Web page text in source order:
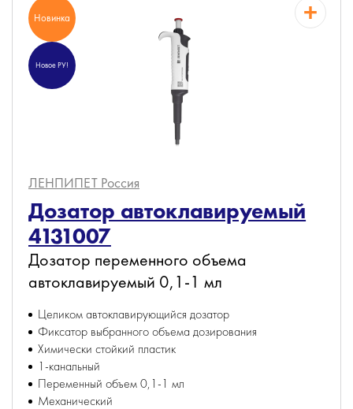
Новинка
Новое РУ!
ЛЕНПИПЕТ Россия
Дозатор автоклавируемый
4131007
Дозатор переменного объема
автоклавируемый 0,1-1 мл
Целиком автоклавирующийся дозатор
Фиксатор выбранного объема дозирования
Химически стойкий пластик
1-канальный
Переменный объем 0,1-1 мл
Механический